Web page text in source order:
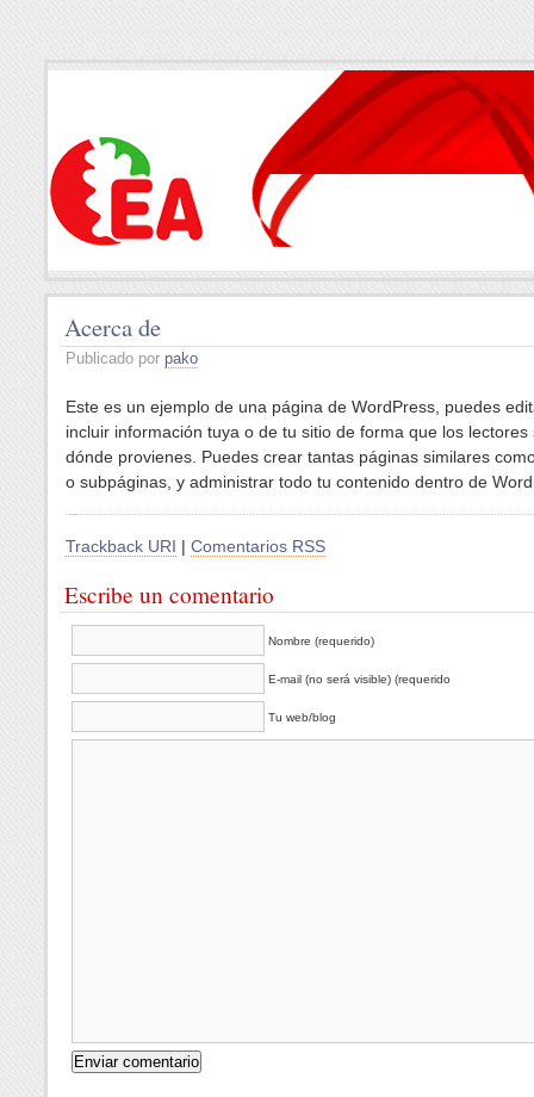
Acerca de
Publicado por pako
Este es un ejemplo de una página de WordPress, puedes
incluir información tuya o de tu sitio de forma que los lectores
dónde provienes. Puedes crear tantas páginas similares
o subpáginas, y administrar todo tu contenido dentro de
Trackback URI | Comentarios RSS
Escribe un comentario
Nombre (requerido)
E-mail (no será visible) (requerido
Tu web/blog